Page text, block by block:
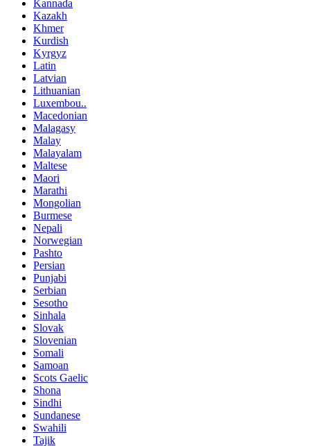
Kannada
Kazakh
Khmer
Kurdish
Kyrgyz
Latin
Latvian
Lithuanian
Luxembou..
Macedonian
Malagasy
Malay
Malayalam
Maltese
Maori
Marathi
Mongolian
Burmese
Nepali
Norwegian
Pashto
Persian
Punjabi
Serbian
Sesotho
Sinhala
Slovak
Slovenian
Somali
Samoan
Scots Gaelic
Shona
Sindhi
Sundanese
Swahili
Tajik